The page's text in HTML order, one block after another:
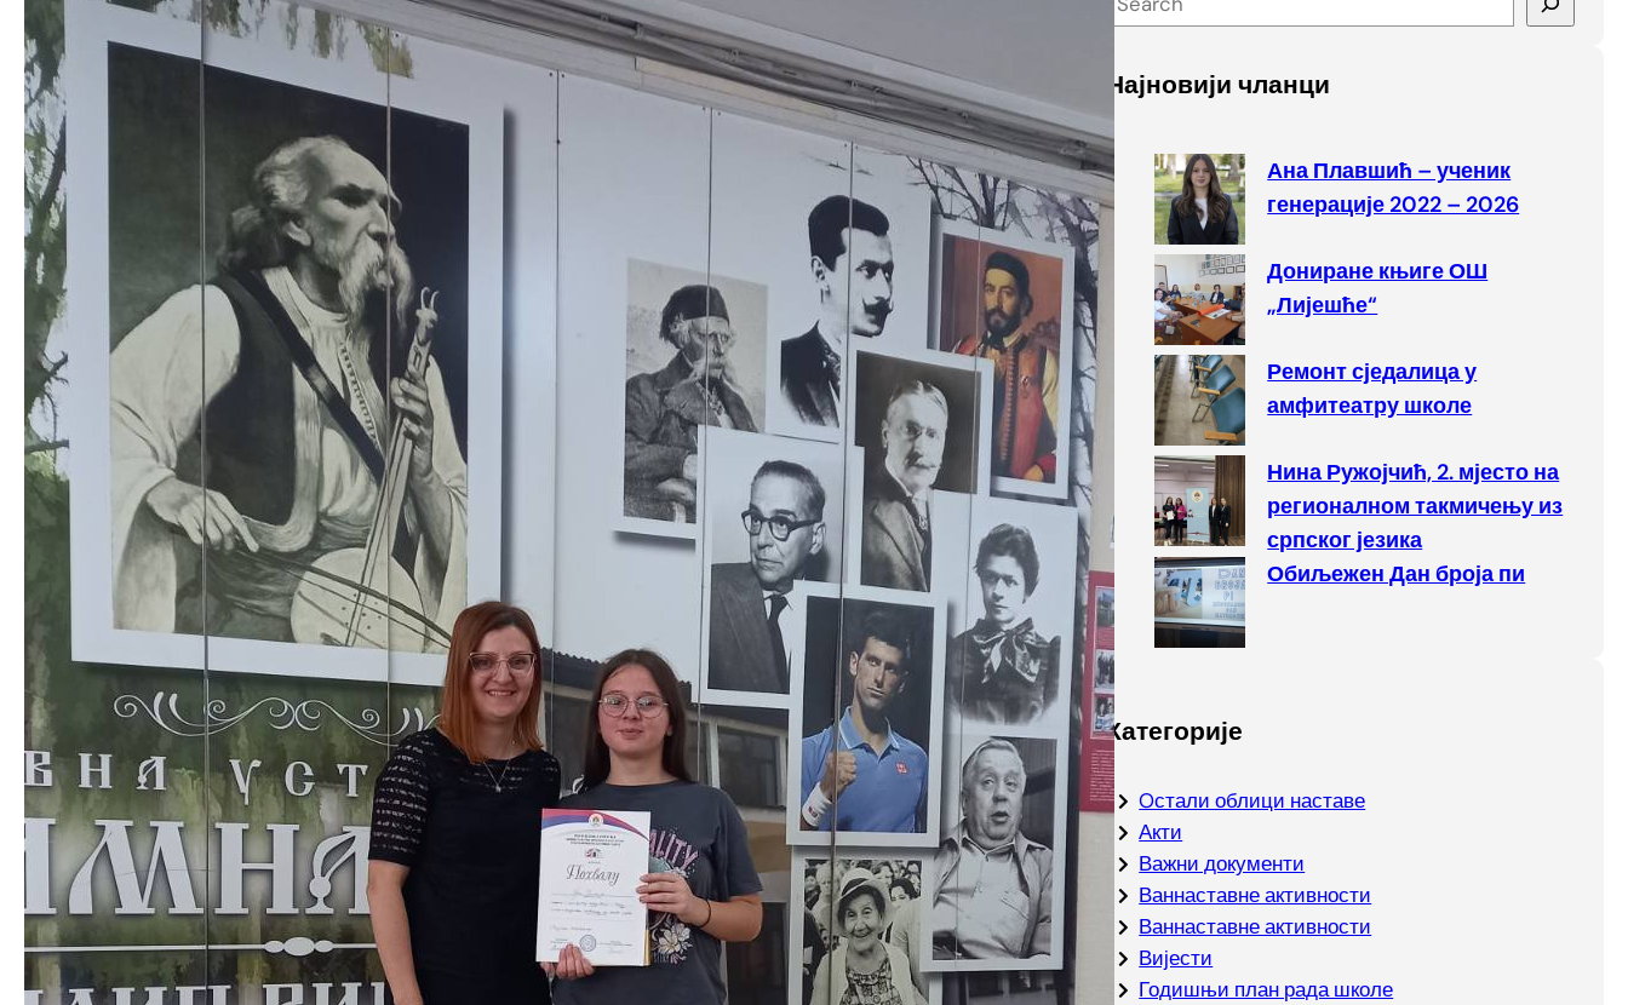
e
c
h
Најновији чланци
Ана Плавшић – ученик
генерације 2022 – 2026
Дониране књиге ОШ
„Лијешће“
Ремонт сједалица у
амфитеатру школе
Нина Ружојчић, 2. мјесто на
регионалном такмичењу из
српског језика
Обиљежен Дан броја пи
Категорије
Oстали облици наставе
Акти
Важни документи
Ваннаставне активности
Ваннаставне активности
Вијести
Годишњи план рада школе